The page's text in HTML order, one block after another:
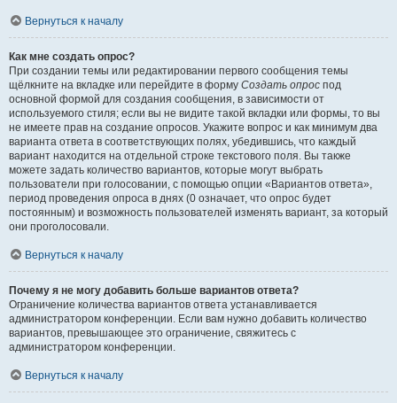
Вернуться к началу
Как мне создать опрос?
При создании темы или редактировании первого сообщения темы
щёлкните на вкладке или перейдите в форму Создать опрос под
основной формой для создания сообщения, в зависимости от
используемого стиля; если вы не видите такой вкладки или формы, то вы
не имеете прав на создание опросов. Укажите вопрос и как минимум два
варианта ответа в соответствующих полях, убедившись, что каждый
вариант находится на отдельной строке текстового поля. Вы также
можете задать количество вариантов, которые могут выбрать
пользователи при голосовании, с помощью опции «Вариантов ответа»,
период проведения опроса в днях (0 означает, что опрос будет
постоянным) и возможность пользователей изменять вариант, за который
они проголосовали.
Вернуться к началу
Почему я не могу добавить больше вариантов ответа?
Ограничение количества вариантов ответа устанавливается
администратором конференции. Если вам нужно добавить количество
вариантов, превышающее это ограничение, свяжитесь с
администратором конференции.
Вернуться к началу